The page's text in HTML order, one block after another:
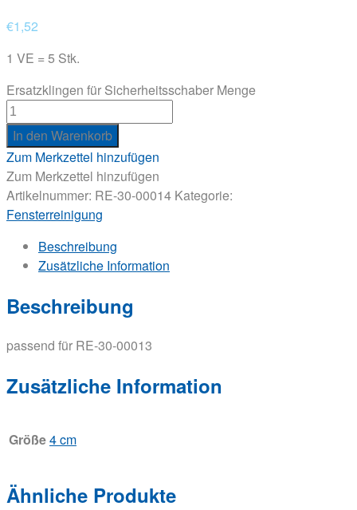
€1,52
1 VE = 5 Stk.
Ersatzklingen für Sicherheitsschaber Menge
In den Warenkorb
Zum Merkzettel hinzufügen
Zum Merkzettel hinzufügen
Artikelnummer: RE-30-00014 Kategorie:
Fensterreinigung
Beschreibung
Zusätzliche Information
Beschreibung
passend für RE-30-00013
Zusätzliche Information
Größe4 cm
Ähnliche Produkte